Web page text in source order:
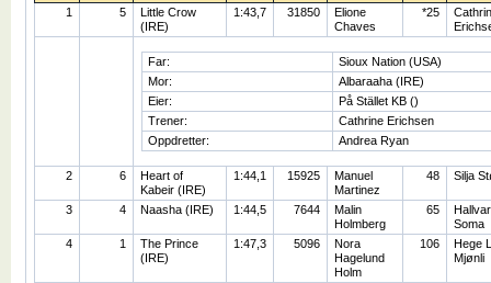
1 5
Little Crow
(IRE)
1:43,7 31850
Elione
Chaves
*25
Far:
Sioux Nation (USA)
Mor:
Albaraaha (IRE)
Eier:
På Stället KB ()
Trener:
Cathrine Erichsen
Oppdretter:
Andrea Ryan
2 6
Heart of
Kabeir (IRE)
1:44,1 15925
Manuel
Martinez
48 Silja
3 4 Naasha (IRE) 1:44,5 7644
Malin
Holmberg
65
Soma
4
1
The Prince
(IRE)
1:47,3 5096
Nora
Hagelund
Holm
106
Hege
Mjønli